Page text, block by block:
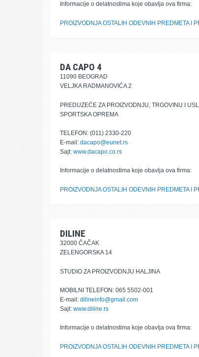
Informacije o delatnostima koje obavlja ova firma:
PROIZVODNJA OSTALIH ODEVNIH PREDMETA I
DA CAPO 4
11090 BEOGRAD
VELJKA RADMANOVIĆA 2
PREDUZEĆE ZA PROIZVODNJU, TRGOVINU I
SPORTSKA OPREMA
TELEFON: (011) 2330-220
E-mail: dacapo@eunet.rs
Sajt: www.dacapo.co.rs
Informacije o delatnostima koje obavlja ova firma:
PROIZVODNJA OSTALIH ODEVNIH PREDMETA I
DILINE
32000 ČAČAK
ZELENGORSKA 14
STUDIO ZA PROIZVODNJU HALJINA
MOBILNI TELEFON: 065 5502-001
E-mail: dilineinfo@gmail.com
Sajt: www.diline.rs
Informacije o delatnostima koje obavlja ova firma:
PROIZVODNJA OSTALIH ODEVNIH PREDMETA I